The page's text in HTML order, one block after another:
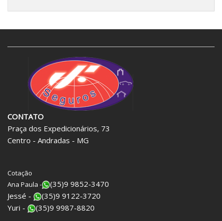
CONTATO
Praça dos Expedicionários, 73
Centro - Andradas - MG
Cotação
Ana Paula -
(35)9 9852-3470
Jessé -
(35)9 9122-3720
Yuri -
(35)9 9987-8820